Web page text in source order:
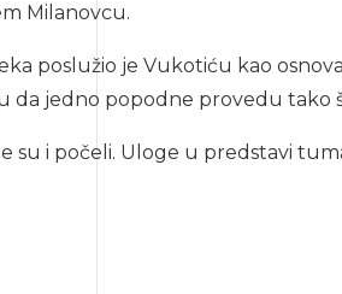
Milanovcu.
poslužio je Vukotiću kao
da jedno popodne provedu
i počeli. Uloge u predstavi